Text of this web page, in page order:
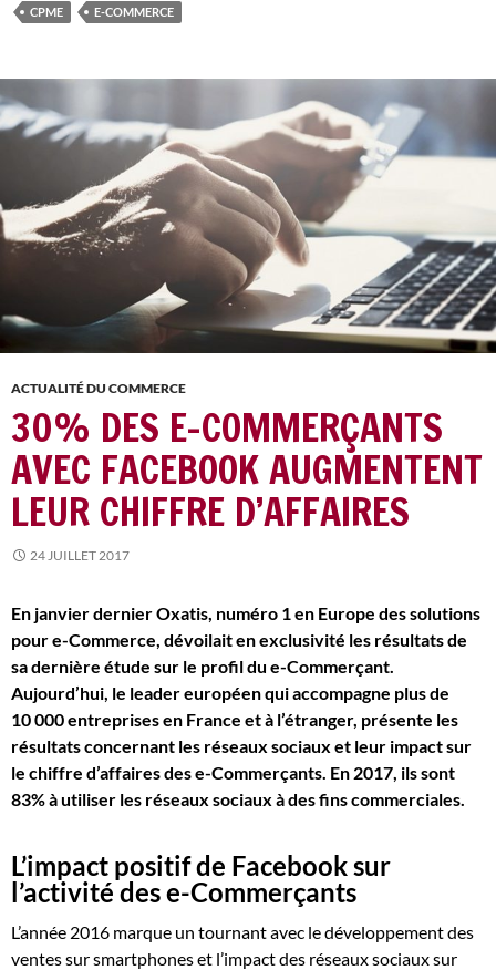
CPME E-COMMERCE
ACTUALITÉ DU COMMERCE
30% DES E-COMMERÇANTS
AVEC FACEBOOK AUGMENTENT
LEUR CHIFFRE D’AFFAIRES
24 JUILLET 2017
En janvier dernier Oxatis, numéro 1 en Europe des solutions
pour e-Commerce, dévoilait en exclusivité les résultats de
sa dernière étude sur le profil du e-Commerçant.
Aujourd’hui, le leader européen qui accompagne plus de
10 000 entreprises en France et à l’étranger, présente les
résultats concernant les réseaux sociaux et leur impact sur
le chiffre d’affaires des e-Commerçants. En 2017, ils sont
83% à utiliser les réseaux sociaux à des fins commerciales.
L’impact positif de Facebook sur
l’activité des e-Commerçants
L’année 2016 marque un tournant avec le développement des
ventes sur smartphones et l’impact des réseaux sociaux sur